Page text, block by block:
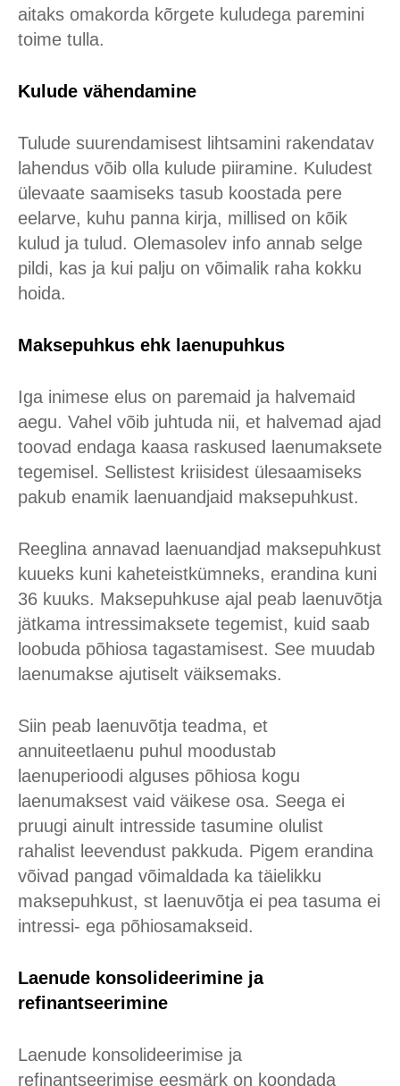
aitaks omakorda kõrgete kuludega paremini
toime tulla.
Kulude vähendamine
Tulude suurendamisest lihtsamini rakendatav
lahendus võib olla kulude piiramine. Kuludest
ülevaate saamiseks tasub koostada pere
eelarve, kuhu panna kirja, millised on kõik
kulud ja tulud. Olemasolev info annab selge
pildi, kas ja kui palju on võimalik raha kokku
hoida.
Maksepuhkus ehk laenupuhkus
Iga inimese elus on paremaid ja halvemaid
aegu. Vahel võib juhtuda nii, et halvemad ajad
toovad endaga kaasa raskused laenumaksete
tegemisel. Sellistest kriisidest ülesaamiseks
pakub enamik laenuandjaid maksepuhkust.
Reeglina annavad laenuandjad maksepuhkust
kuueks kuni kaheteistkümneks, erandina kuni
36 kuuks. Maksepuhkuse ajal peab laenuvõtja
jätkama intressimaksete tegemist, kuid saab
loobuda põhiosa tagastamisest. See muudab
laenumakse ajutiselt väiksemaks.
Siin peab laenuvõtja teadma, et
annuiteetlaenu puhul moodustab
laenuperioodi alguses põhiosa kogu
laenumaksest vaid väikese osa. Seega ei
pruugi ainult intresside tasumine olulist
rahalist leevendust pakkuda. Pigem erandina
võivad pangad võimaldada ka täielikku
maksepuhkust, st laenuvõtja ei pea tasuma ei
intressi- ega põhiosamakseid.
Laenude konsolideerimine ja
refinantseerimine
Laenude konsolideerimise ja
refinantseerimise eesmärk on koondada